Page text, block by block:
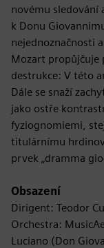
novému sledování
k Donu
nejednoznačnosti
Mozart propůjčuje
destrukce: V této
Dále se snaží
jako ostře
fyziognomiemi,
titulárnímu
prvek „dramma
Obsazení
Dirigent: Teodor
Orchestra:
Luciano (Don